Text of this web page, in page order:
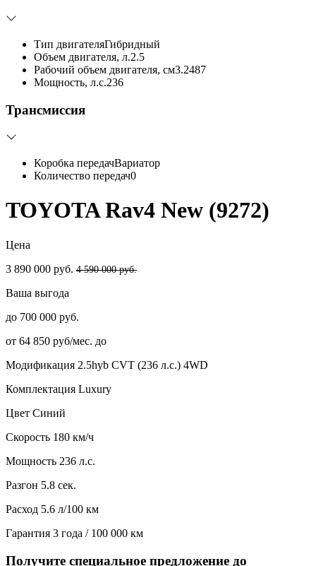
Тип двигателяГибридный
Объем двигателя, л.2.5
Рабочий объем двигателя, см3.2487
Мощность, л.с.236
Трансмиссия
Коробка передачВариатор
Количество передач0
TOYOTA Rav4 New (9272)
Цена
3 890 000 руб. 4 590 000 руб.
Ваша выгода
до 700 000 руб.
от 64 850 руб/мес. до
Модификация 2.5hyb CVT (236 л.с.) 4WD
Комплектация Luxury
Цвет Синий
Скорость 180 км/ч
Мощность 236 л.с.
Разгон 5.8 сек.
Расход 5.6 л/100 км
Гарантия 3 года / 100 000 км
Получите специальное предложение до